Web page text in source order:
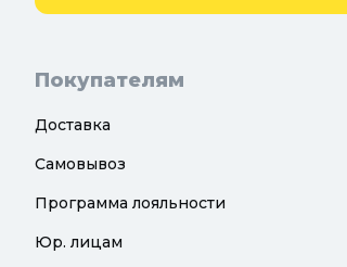
Покупателям
Доставка
Самовывоз
Программа лояльности
Юр. лицам